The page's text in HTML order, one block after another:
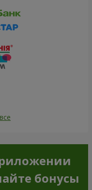
бонусы